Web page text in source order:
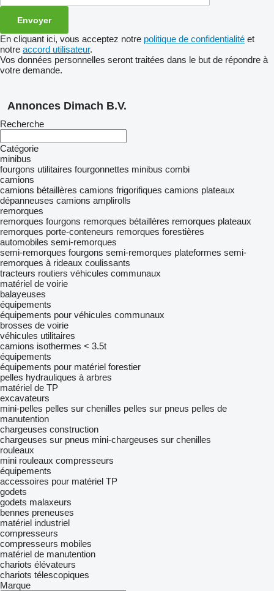
En cliquant ici, vous acceptez notre politique de confidentialité et
notre accord utilisateur.
Vos données personnelles seront traitées dans le but de répondre à
votre demande.
Annonces Dimach B.V.
Recherche
Catégorie
minibus
fourgons utilitaires fourgonnettes minibus combi
camions
camions bétaillères camions frigorifiques camions plateaux
dépanneuses camions amplirolls
remorques
remorques fourgons remorques bétaillères remorques plateaux
remorques porte-conteneurs remorques forestières
automobiles semi-remorques
semi-remorques fourgons semi-remorques plateformes semi-
remorques à rideaux coulissants
tracteurs routiers véhicules communaux
matériel de voirie
balayeuses
équipements
équipements pour véhicules communaux
brosses de voirie
véhicules utilitaires
camions isothermes < 3.5t
équipements
équipements pour matériel forestier
pelles hydrauliques à arbres
matériel de TP
excavateurs
mini-pelles pelles sur chenilles pelles sur pneus pelles de
manutention
chargeuses construction
chargeuses sur pneus mini-chargeuses sur chenilles
rouleaux
mini rouleaux compresseurs
équipements
accessoires pour matériel TP
godets
godets malaxeurs
bennes preneuses
matériel industriel
compresseurs
compresseurs mobiles
matériel de manutention
chariots élévateurs
chariots télescopiques
Marque